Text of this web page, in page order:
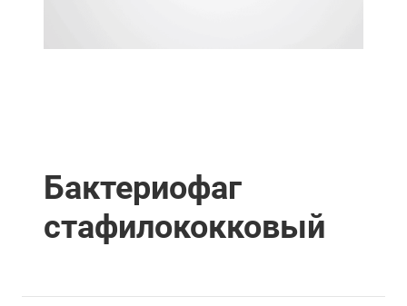
Бактериофаг
стафилококковый